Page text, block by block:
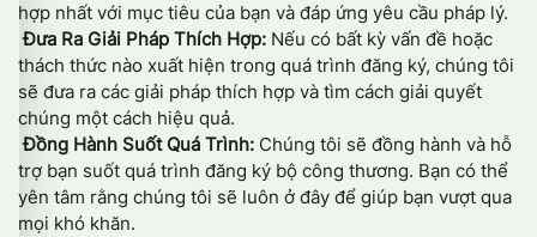
hợp nhất với mục tiêu của bạn và đáp ứng yêu cầu pháp lý.
Đưa Ra Giải Pháp Thích Hợp: Nếu có bất kỳ vấn đề hoặc
thách thức nào xuất hiện trong quá trình đăng ký, chúng tôi
sẽ đưa ra các giải pháp thích hợp và tìm cách giải quyết
chúng một cách hiệu quả.
Đồng Hành Suốt Quá Trình: Chúng tôi sẽ đồng hành và hỗ
trợ bạn suốt quá trình đăng ký bộ công thương. Bạn có thể
yên tâm rằng chúng tôi sẽ luôn ở đây để giúp bạn vượt qua
mọi khó khăn.